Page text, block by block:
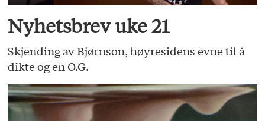
Nyhetsbrev uke 21
Skjending av Bjørnson, høyresidens evne til å
dikte og en O.G.